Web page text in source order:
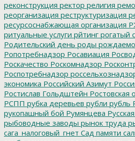
реконструкция ректор религия
реорганизация реструктуризация
ресурсоснабжающая организация
ритуальные услуги рйтинг рогатый
Родительский день роды
Ропотребнадзор Росавиация
Роскачество Роскомнадзор
Роспотребнадзор
экономика Российский Азимут
Ростислав Гольдштейн Ростовская
РСПП рубка деревьев рубли рубль
рукопашный бой Румянцева
рыбоводные заводы рынок труда
сага_налоговый_гнет Сад памяти